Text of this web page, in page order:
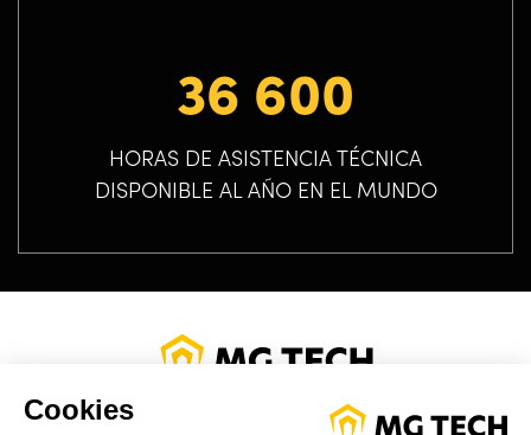
36 600
HORAS DE ASISTENCIA TÉCNICA
DISPONIBLE AL AÑO EN EL MUNDO